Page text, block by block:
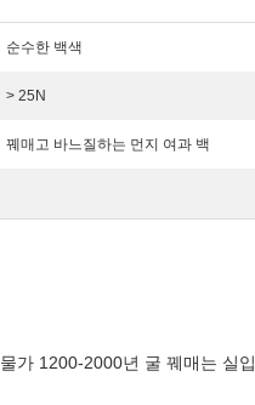
순수한 백색
> 25N
꿰매고 바느질하는 먼지 여과 백
가 1200-2000년 굴 꿰매는 실입